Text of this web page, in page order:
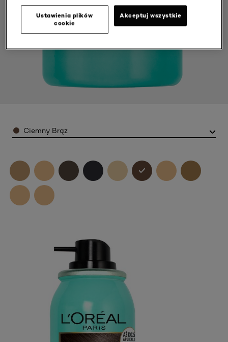
ColorCiemny Brąz
Ustawienia plików
cookie
Akceptuj wszystkie